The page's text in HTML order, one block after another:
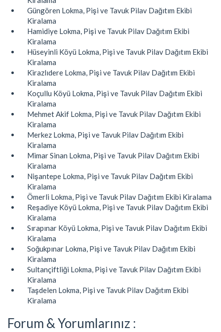
Güngören Lokma, Pişi ve Tavuk Pilav Dağıtım Ekibi
Kiralama
Hamidiye Lokma, Pişi ve Tavuk Pilav Dağıtım Ekibi
Kiralama
Hüseyinli Köyü Lokma, Pişi ve Tavuk Pilav Dağıtım Ekibi
Kiralama
Kirazlıdere Lokma, Pişi ve Tavuk Pilav Dağıtım Ekibi
Kiralama
Koçullu Köyü Lokma, Pişi ve Tavuk Pilav Dağıtım Ekibi
Kiralama
Mehmet Akif Lokma, Pişi ve Tavuk Pilav Dağıtım Ekibi
Kiralama
Merkez Lokma, Pişi ve Tavuk Pilav Dağıtım Ekibi
Kiralama
Mimar Sinan Lokma, Pişi ve Tavuk Pilav Dağıtım Ekibi
Kiralama
Nişantepe Lokma, Pişi ve Tavuk Pilav Dağıtım Ekibi
Kiralama
Ömerli Lokma, Pişi ve Tavuk Pilav Dağıtım Ekibi Kiralama
Reşadiye Köyü Lokma, Pişi ve Tavuk Pilav Dağıtım Ekibi
Kiralama
Sırapınar Köyü Lokma, Pişi ve Tavuk Pilav Dağıtım Ekibi
Kiralama
Soğukpınar Lokma, Pişi ve Tavuk Pilav Dağıtım Ekibi
Kiralama
Sultançiftliği Lokma, Pişi ve Tavuk Pilav Dağıtım Ekibi
Kiralama
Taşdelen Lokma, Pişi ve Tavuk Pilav Dağıtım Ekibi
Kiralama
Forum & Yorumlarınız :